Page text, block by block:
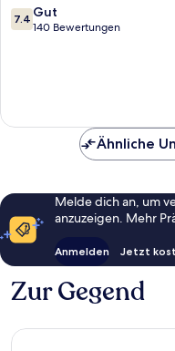
Antalya
7.4
von
7.4 Gut
140 Bewertungen
Ähnliche
Melde dich an, um
anzuzeigen. Mehr
Anmelden Jetzt
Zur Gegend